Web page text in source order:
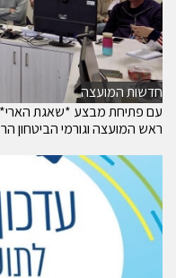
חדשות המועצה
עם פתיחת מבצע *שאגת
ראש המועצה וגורמי הביטחון